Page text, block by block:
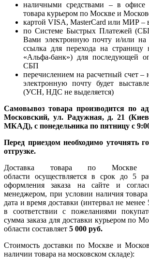
наличными средствами – в офисе
товара курьером по Москве и
картой VISA, MasterCard или МИР –
по Системе Быстрых Платежей
Вами электронную почту и/или на
ссылка для перехода на
«Альфа-банк») для последующей
СБП
перечислением на расчетный счет
электронную почту будет
(УСН, НДС не выделяется)
Самовывоз товара производится по
Московский, ул. Радужная, д. 21
МКАД), с понедельника по пятницу с
Перед приездом необходимо уточнять
отгрузке.
Доставка товара по Москве
области осуществляется в срок до 5
оформления заказа на сайте и
менеджером, при условии наличия
дата и время доставки (интервал не менее
в соответствии с пожеланиями
сумма заказа для доставки курьером по
области составляет 5 000 руб.
Стоимость доставки по Москве и
наличии товара на московском складе):